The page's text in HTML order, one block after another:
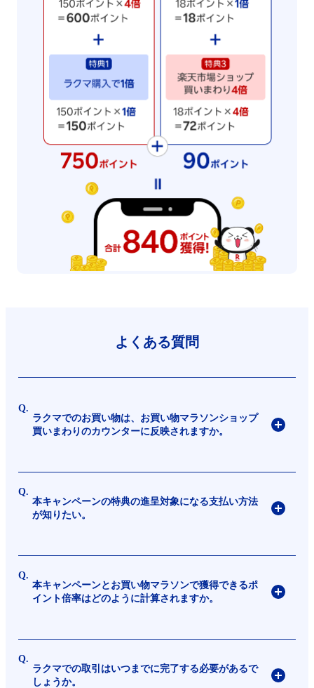
よくある質問
ラクマでのお買い物は、お買い物マラソンショップ
買いまわりのカウンターに反映されますか。
本キャンペーンの特典の進呈対象になる支払い方法
が知りたい。
本キャンペーンとお買い物マラソンで獲得できるポ
イント倍率はどのように計算されますか。
ラクマでの取引はいつまでに完了する必要があるで
しょうか。